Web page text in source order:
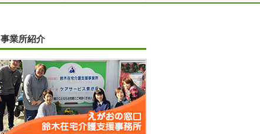
事業所紹介